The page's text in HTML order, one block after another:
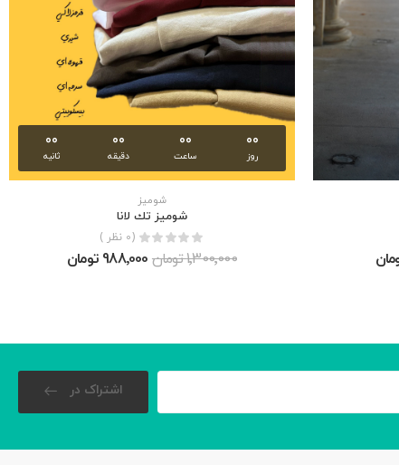
00
روز
00
ساعت
00
دقیقه
00
ثانیه
شوميز
شوميز تك لانا
(0 نظر )
1٬300٬000 تومان 988٬000 تومان
اشتراک در